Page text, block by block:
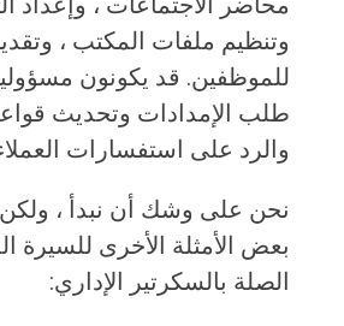
وتنظيم ملفات المكتب ،
للموظفين. قد يكونون
طلب الإمدادات وتحديث
والرد على استفسارات
نحن على وشك أن نبدأ ، ولكن
بعض الأمثلة الأخرى للسيرة
الصلة بالسكرتير الإداري: